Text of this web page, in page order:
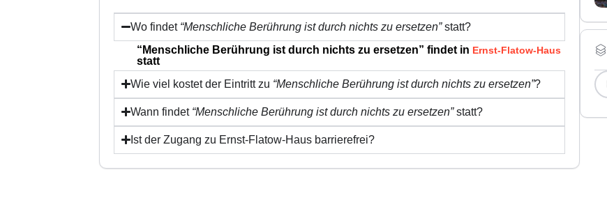
Wo findet “Menschliche Berührung ist durch nichts zu ersetzen”statt?
“Menschliche Berührung ist durch nichts zu ersetzen” findet in Ernst-Flatow-Haus
statt
Wie viel kostet der Eintritt zu “Menschliche Berührung ist durch nichts zu ersetzen”?
Wann findet “Menschliche Berührung ist durch nichts zu ersetzen”statt?
Ist der Zugang zu Ernst-Flatow-Haus barrierefrei?